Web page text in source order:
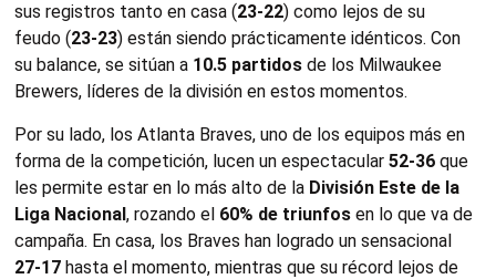
sus registros tanto en casa (23-22) como lejos de su
feudo (23-23) están siendo prácticamente idénticos. Con
su balance, se sitúan a 10.5 partidos de los Milwaukee
Brewers, líderes de la división en estos momentos.
Por su lado, los Atlanta Braves, uno de los equipos más en
forma de la competición, lucen un espectacular 52-36 que
les permite estar en lo más alto de la División Este de la
Liga Nacional, rozando el 60% de triunfos en lo que va de
campaña. En casa, los Braves han logrado un sensacional
27-17 hasta el momento, mientras que su récord lejos de